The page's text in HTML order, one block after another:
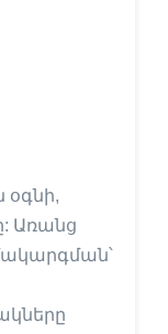
օգնի,
Առանց